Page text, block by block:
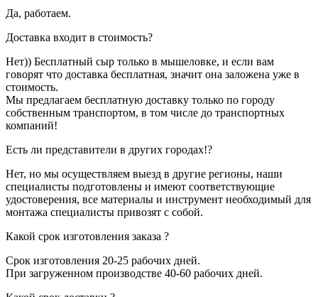
Да, работаем.
Доставка входит в стоимость?
Нет)) Бесплатный сыр только в мышеловке, и если вам
говорят что доставка бесплатная, значит она заложена уже в
стоимость.
Мы предлагаем бесплатную доставку только по городу
собственным транспортом, в том числе до транспортных
компаний!
Есть ли представители в других городах!?
Нет, но мы осуществляем выезд в другие регионы, наши
специалисты подготовлены и имеют соответствующие
удостоверения, все материалы и инструмент необходимый для
монтажа специалисты привозят с собой.
Какой срок изготовления заказа ?
Срок изготовления 20-25 рабочих дней.
При загруженном производстве 40-60 рабочих дней.